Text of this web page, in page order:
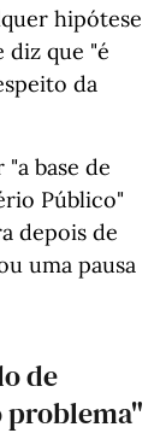
hipótese
diz que "é
da
base de
Público"
depois de
uma pausa
de
problema"